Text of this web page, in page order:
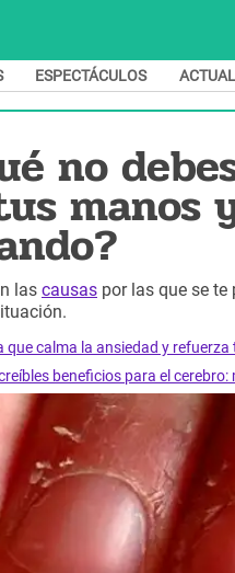
ESPECTÁCULOS
no
manos
las causas por las que se te
que calma la ansiedad y
beneficios para el